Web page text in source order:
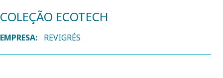
COLEÇÃO ECOTECH
EMPRESA: REVIGRÉS